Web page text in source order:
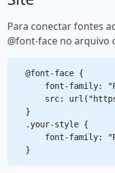
Para conectar fontes
@font-face no arquivo
@font-face {
font-family:
src:
}
.your-style {
font-family: